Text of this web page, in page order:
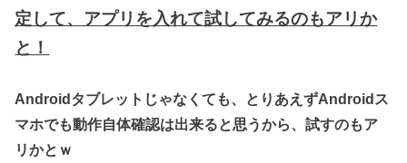
定して、アプリを入れて試してみるのもアリか
と！
Androidタブレットじゃなくても、とりあえずAndroidス
マホでも動作自体確認は出来ると思うから、試すのもア
リかとｗ